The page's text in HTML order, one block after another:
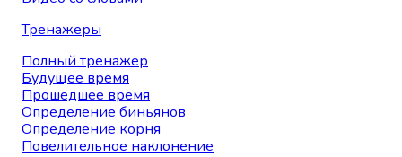
Тренажеры
Полный тренажер
Будущее время
Прошедшее время
Определение биньянов
Определение корня
Повелительное наклонение